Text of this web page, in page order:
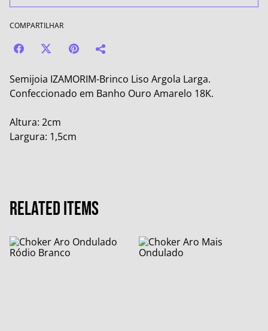
COMPARTILHAR
Semijoia IZAMORIM-Brinco Liso Argola Larga.
Confeccionado em Banho Ouro Amarelo 18K.
Altura: 2cm
Largura: 1,5cm
Related items